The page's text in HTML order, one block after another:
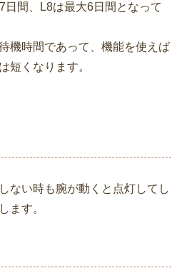
日間、L8は最大6日間となって
機時間であって、機能を使えば
短くなります。
ない時も腕が動くと点灯してし
ます。